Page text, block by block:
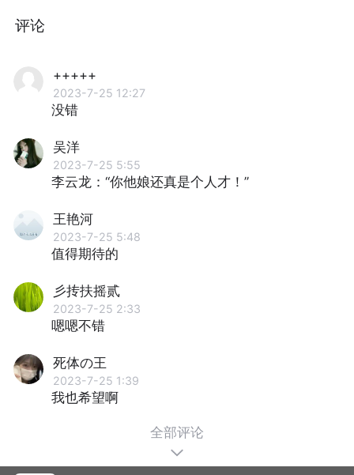
评论
+++++
2023-7-25 12:27
没错
吴洋
2023-7-25 5:55
李云龙：“你他娘还真是个人才！”
王艳河
2023-7-25 5:48
值得期待的
彡抟扶摇贰
2023-7-25 2:33
嗯嗯不错
死体の王
2023-7-25 1:39
我也希望啊
全部评论